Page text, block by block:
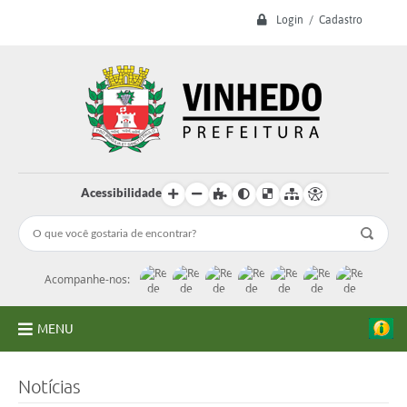
Login / Cadastro
Acessibilidade
Acompanhe-nos:
MENU
Notícias